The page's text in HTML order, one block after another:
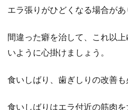
みなさんは、洗
時間をかけて...
眉毛と目の
エラ張りがひどくなる場合があ
間違った癖を治して、これ以
いように心掛けましょう。
食いしばり、歯ぎしりの改善も
食いしばりはエラ付近の筋肉